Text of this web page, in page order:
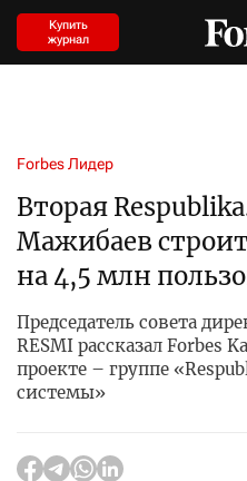
Купить
журнал
Forbes Лидер
Вторая
Мажибаев
на 4,5 млн
Председатель совета
RESMI рассказал Forbes
проекте – группе
системы»